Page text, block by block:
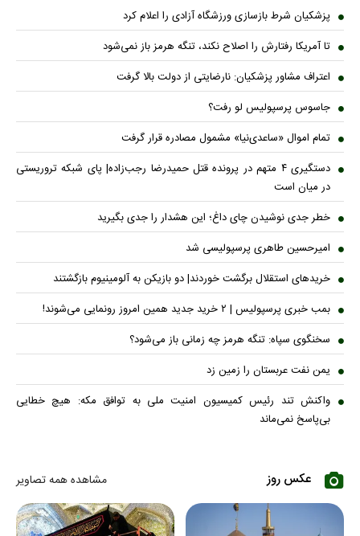
پزشکیان شرط بازسازی ورزشگاه آزادی را اعلام کرد
تا آمریکا رفتارش را اصلاح نکند، تنگه هرمز باز نمی‌شود
اعتراف مشاور پزشکیان: نارضایتی از دولت بالا گرفت
جاسوس پرسپولیس لو رفت؟
تمام اموال «ساعدی‌نیا» مشمول مصادره قرار گرفت
دستگیری ۴ متهم در پرونده قتل حمیدرضا رجب‌زاده| پای شبکه تروریستی
در میان است
خطر جدی نوشیدن چای داغ؛ این هشدار را جدی بگیرید
امیرحسین طاهری پرسپولیسی شد
خریدهای استقلال برگشت خوردند| دو بازیکن به آلومینیوم بازگشتند
بمب خبری پرسپولیس | ۲ خرید جدید همین امروز رونمایی می‌شوند!
سخنگوی سپاه: تنگه هرمز چه زمانی باز می‌شود؟
یمن نفت عربستان را زمین زد
واکنش تند رئیس کمیسیون امنیت ملی به توافق مکه: هیچ خطایی
بی‌پاسخ نمی‌ماند
عکس روز مشاهده همه تصاویر